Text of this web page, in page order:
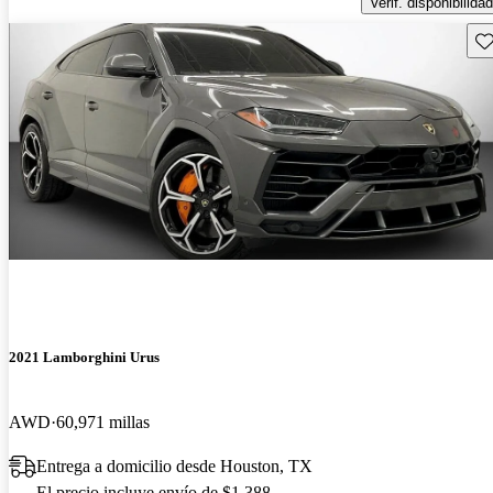
2021 Lamborghini Urus
AWD 60,971 millas
Entrega a domicilio desde Houston, TX